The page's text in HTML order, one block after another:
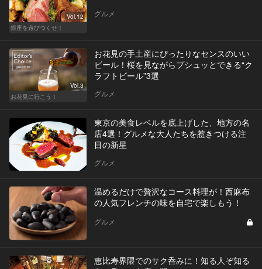
Vol.12
銀座を遊びつくせ！
グルメ
Vol.3
お花見に行こう！
お花見の手土産にぴったりなセンスのいい
ビール！桜を見ながらプシュッとできる“ク
ラフトビール”3選
グルメ
東京の美食レベルを底上げした、地方の名
店4選！グルメな大人たちを惹きつける注
目の新星
グルメ
温めるだけで贅沢なコース料理が！西麻布
の人気フレンチの味を自宅で楽しもう！
グルメ
恵比寿界隈でのサク呑みに！知る人ぞ知る